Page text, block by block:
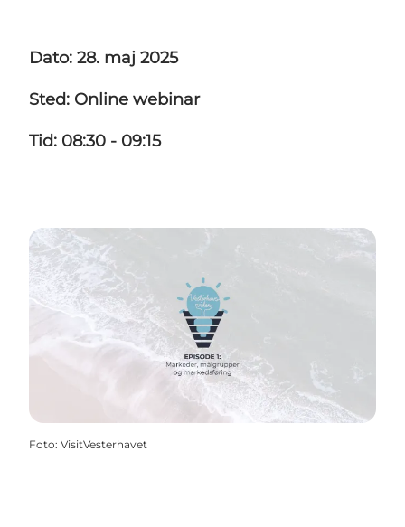
Dato: 28. maj 2025
Sted: Online webinar
Tid: 08:30 - 09:15
Foto: VisitVesterhavet